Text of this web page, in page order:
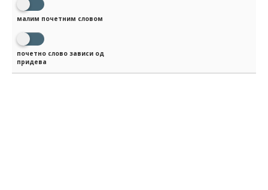
малим почетним словом
почетно слово зависи од
придева